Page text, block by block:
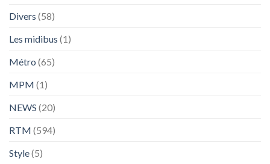
Divers (58)
Les midibus (1)
Métro (65)
MPM (1)
NEWS (20)
RTM (594)
Style(5)